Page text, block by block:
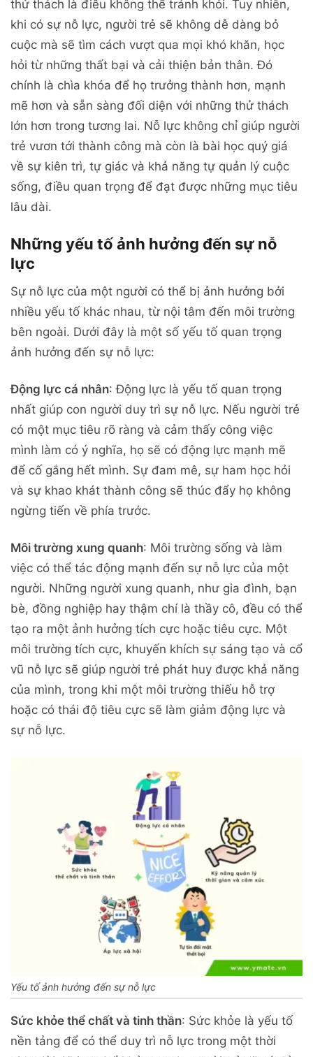
thử thách là điều không thể tránh khỏi. Tuy nhiên,
khi có sự nỗ lực, người trẻ sẽ không dễ dàng bỏ
cuộc mà sẽ tìm cách vượt qua mọi khó khăn, học
hỏi từ những thất bại và cải thiện bản thân. Đó
chính là chìa khóa để họ trưởng thành hơn, mạnh
mẽ hơn và sẵn sàng đối diện với những thử thách
lớn hơn trong tương lai. Nỗ lực không chỉ giúp người
trẻ vươn tới thành công mà còn là bài học quý giá
về sự kiên trì, tự giác và khả năng tự quản lý cuộc
sống, điều quan trọng để đạt được những mục tiêu
lâu dài.
Những yếu tố ảnh hưởng đến sự nỗ
lực
Sự nỗ lực của một người có thể bị ảnh hưởng bởi
nhiều yếu tố khác nhau, từ nội tâm đến môi trường
bên ngoài. Dưới đây là một số yếu tố quan trọng
ảnh hưởng đến sự nỗ lực:
Động lực cá nhân: Động lực là yếu tố quan trọng
nhất giúp con người duy trì sự nỗ lực. Nếu người trẻ
có một mục tiêu rõ ràng và cảm thấy công việc
mình làm có ý nghĩa, họ sẽ có động lực mạnh mẽ
để cố gắng hết mình. Sự đam mê, sự ham học hỏi
và sự khao khát thành công sẽ thúc đẩy họ không
ngừng tiến về phía trước.
Môi trường xung quanh: Môi trường sống và làm
việc có thể tác động mạnh đến sự nỗ lực của một
người. Những người xung quanh, như gia đình, bạn
bè, đồng nghiệp hay thậm chí là thầy cô, đều có thể
tạo ra một ảnh hưởng tích cực hoặc tiêu cực. Một
môi trường tích cực, khuyến khích sự sáng tạo và cổ
vũ nỗ lực sẽ giúp người trẻ phát huy được khả năng
của mình, trong khi một môi trường thiếu hỗ trợ
hoặc có thái độ tiêu cực sẽ làm giảm động lực và
sự nỗ lực.
Yếu tố ảnh hưởng đến sự nỗ lực
Sức khỏe thể chất và tinh thần: Sức khỏe là yếu tố
nền tảng để có thể duy trì nỗ lực trong một thời